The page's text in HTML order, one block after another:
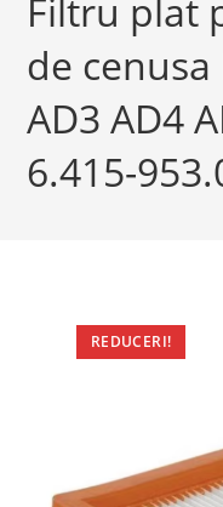
Filtru plat
de cenusa
AD3 AD4
6.415-
REDUCERI!